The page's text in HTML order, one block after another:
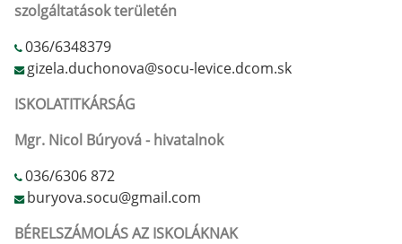
szolgáltatások területén
036/6348379
gizela.duchonova@socu-levice.dcom.sk
ISKOLATITKÁRSÁG
Mgr. Nicol Búryová - hivatalnok
036/6306 872
buryova.socu@gmail.com
BÉRELSZÁMOLÁS AZ ISKOLÁKNAK